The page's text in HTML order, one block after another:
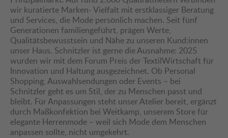
wir kuratierte Marken- Vielfalt mit erstklassiger Beratung
und Services, die Mode persönlich machen. Seit fünf
Generationen familiengeführt, prägen Werte,
Qualitätsbewusstsein und Nähe zu unseren Kund:innen
unser Haus. Schnitzler ist gerne die Ausnahme: 2025
wurden wir mit dem Forum Preis der TextilWirtschaft für
Innovation und Haltung ausgezeichnet. Ob Personal
Shopping, Auswahlsendungen oder Events – bei
Schnitzler geht es um Stil, der zu Menschen passt und
bleibt. Für Anpassungen steht unser Atelier bereit, ergänzt
durch Maßkonfektion bei Weitkamp, unserem Store für
elegante Herrenmode – weil sich Mode dem Menschen
anpassen sollte, nicht umgekehrt.